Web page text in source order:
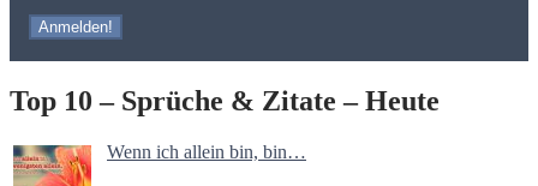
Top 10 – Sprüche & Zitate – Heute
Wenn ich allein bin, bin…